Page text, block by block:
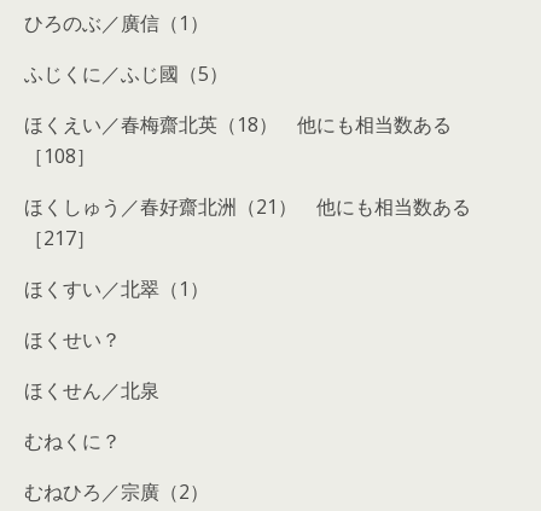
ひろのぶ／廣信（1）
ふじくに／ふじ國（5）
ほくえい／春梅齋北英（18） 他にも相当数ある
［108］
ほくしゅう／春好齋北洲（21） 他にも相当数ある
［217］
ほくすい／北翠（1）
ほくせい？
ほくせん／北泉
むねくに？
むねひろ／宗廣（2）